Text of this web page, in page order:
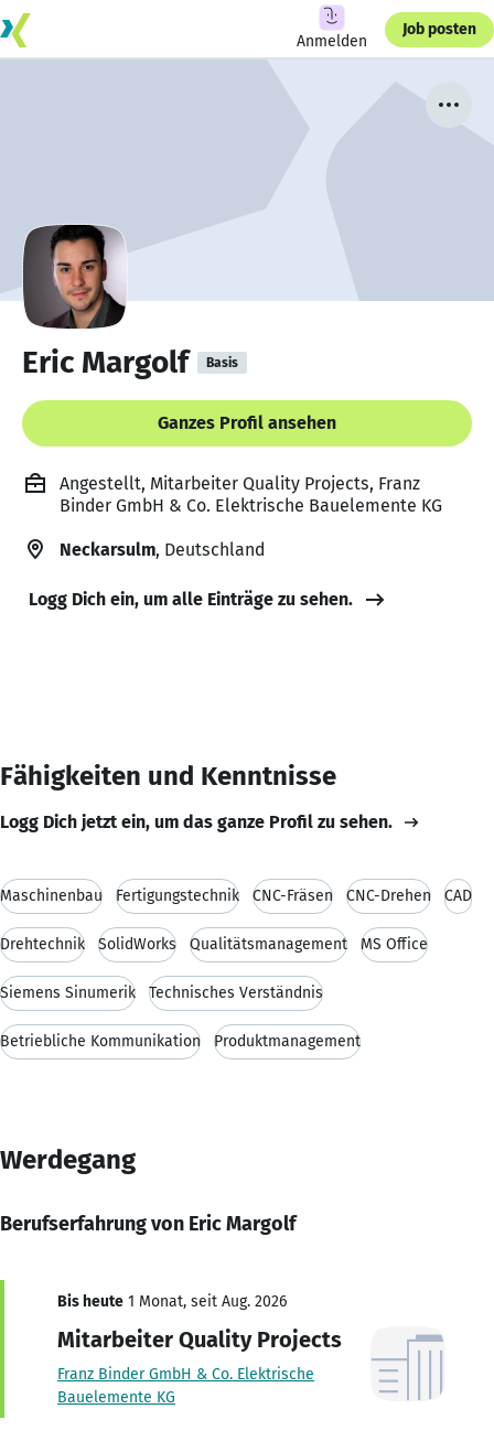
Anmelden
Job posten
Eric Margolf Basis
Ganzes Profil ansehen
Angestellt, Mitarbeiter Quality Projects, Franz
Binder GmbH & Co. Elektrische Bauelemente KG
Neckarsulm, Deutschland
Logg Dich ein, um alle Einträge zu sehen.
Fähigkeiten und Kenntnisse
Logg Dich jetzt ein, um das ganze Profil zu sehen.
Maschinenbau Fertigungstechnik CNC-Fräsen CNC-Drehen CAD
Drehtechnik SolidWorks Qualitätsmanagement MS Office
Siemens Sinumerik Technisches Verständnis
Betriebliche Kommunikation Produktmanagement
Werdegang
Berufserfahrung von Eric Margolf
Bis heute 1 Monat, seit Aug. 2026
Mitarbeiter Quality Projects
Franz Binder GmbH & Co. Elektrische
Bauelemente KG